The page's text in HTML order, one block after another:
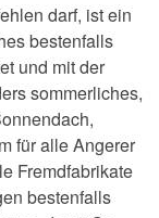
darf, ist ein
bestenfalls
und mit der
sommerliches,
für alle Angerer
Fremdfabrikate
bestenfalls